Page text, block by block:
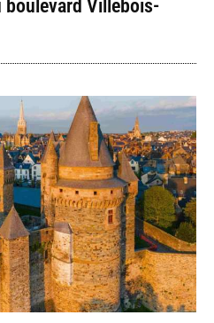
Villebois-